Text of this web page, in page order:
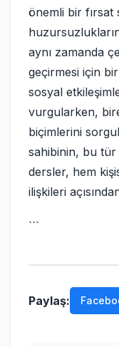
önemli bir fırsat
aynı zamanda
geçirmesi için
sosyal
vurgularken,
biçimlerini
sahibinin, bu tür
dersler, hem
ilişkileri
```
Paylaş: